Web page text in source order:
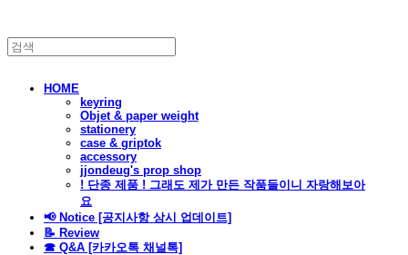
HOME
keyring
Objet & paper weight
stationery
case & griptok
accessory
jjondeug's prop shop
! 단종 제품 ! 그래도 제가 만든 작품들이니 자랑해보아
요
📢 Notice [공지사항 상시 업데이트]
📝 Review
☎ Q&A [카카오톡 채널톡]